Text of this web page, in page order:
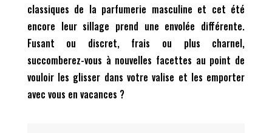
classiques de la parfumerie masculine et cet été
encore leur sillage prend une envolée différente.
Fusant ou discret, frais ou plus charnel,
succomberez-vous à nouvelles facettes au point de
vouloir les glisser dans votre valise et les emporter
avec vous en vacances ?